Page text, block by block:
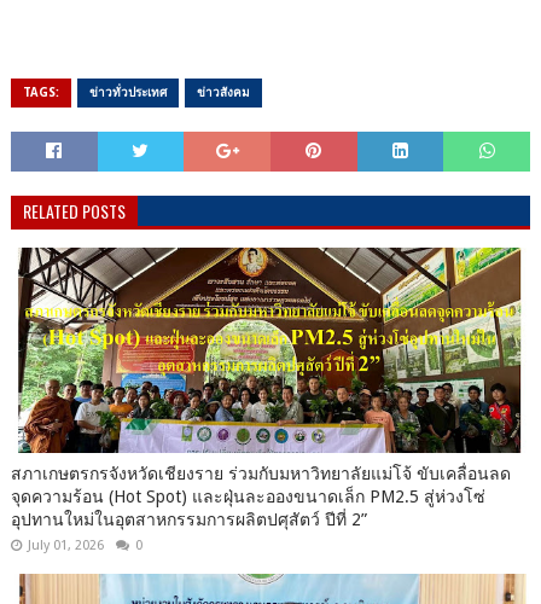
TAGS: ข่าวทั่วประเทศ ข่าวสังคม
RELATED POSTS
สภาเกษตรกรจังหวัดเชียงราย ร่วมกับมหาวิทยาลัยแม่โจ้ ขับเคลื่อนลด
จุดความร้อน (Hot Spot) และฝุ่นละอองขนาดเล็ก PM2.5 สู่ห่วงโซ่
อุปทานใหม่ในอุตสาหกรรมการผลิตปศุสัตว์ ปีที่ 2”
July 01, 2026 0